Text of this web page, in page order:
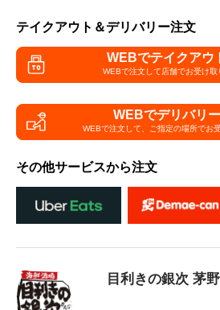
テイクアウト＆デリバリー注文
WEBでテイクアウ
WEBで注文して店舗でお受け取
WEBでデリバリ
WEBで注文して、 ご指定の場所でお
その他サービスから注文
目利きの銀次 茅